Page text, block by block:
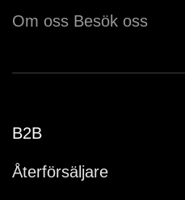
Om oss Besök oss
B2B
Återförsäljare